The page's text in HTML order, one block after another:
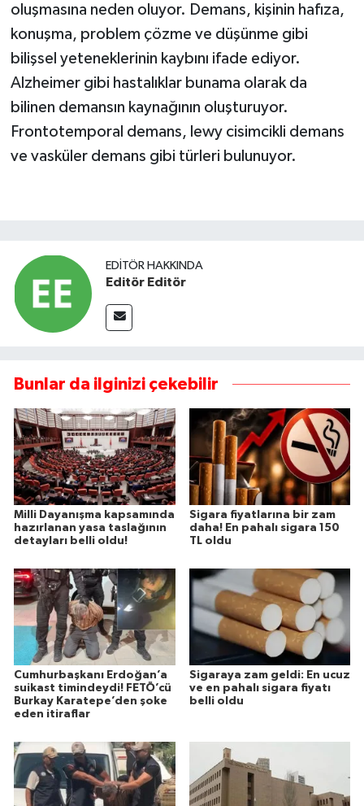
oluşmasına neden oluyor. Demans, kişinin hafıza,
konuşma, problem çözme ve düşünme gibi
bilişsel yeteneklerinin kaybını ifade ediyor.
Alzheimer gibi hastalıklar bunama olarak da
bilinen demansın kaynağının oluşturuyor.
Frontotemporal demans, lewy cisimcikli demans
ve vasküler demans gibi türleri bulunuyor.
EDITÖR HAKKINDA
Editör Editör
Bunlar da ilginizi çekebilir
Milli Dayanışma kapsamında
hazırlanan yasa taslağının
detayları belli oldu!
Sigara fiyatlarına bir zam
daha! En pahalı sigara 150
TL oldu
Cumhurbaşkanı Erdoğan’a
suikast timindeydi! FETÖ’cü
Burkay Karatepe’den şoke
eden itiraflar
Sigaraya zam geldi: En ucuz
ve en pahalı sigara fiyatı
belli oldu